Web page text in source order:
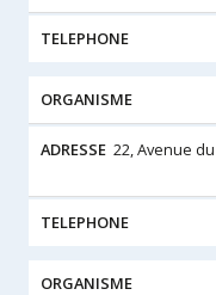
22, Avenue